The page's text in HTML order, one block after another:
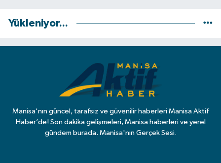
Yükleniyor...
Manisa'nın güncel, tarafsız ve güvenilir haberleri Manisa Aktif
Haber’de! Son dakika gelişmeleri, Manisa haberleri ve yerel
gündem burada. Manisa'nın Gerçek Sesi.